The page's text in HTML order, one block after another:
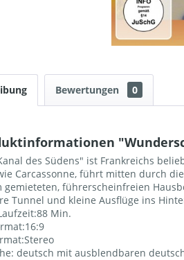
Bewertungen 0
des Südens" ist Frankreichs
Carcassonne, führt mitten durch
gemieteten, führerscheinfreien
Tunnel und kleine Ausflüge ins
Min.
deutsch mit ausblendbaren